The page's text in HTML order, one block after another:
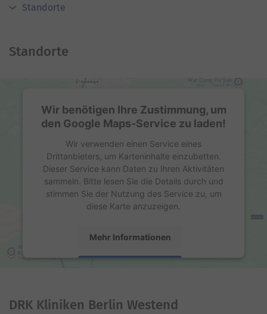
Standorte
Standorte
Wir benötigen Ihre Zustimmung, um
den Google Maps-Service zu laden!
Wir verwenden einen Service eines
Drittanbieters, um Karteninhalte einzubetten.
Dieser Service kann Daten zu Ihren Aktivitäten
sammeln. Bitte lesen Sie die Details durch und
stimmen Sie der Nutzung des Service zu, um
diese Karte anzuzeigen.
Mehr Informationen
Platform
DRK Kliniken Berlin Westend